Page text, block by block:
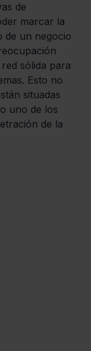
de
marcar la
de un negocio
sólida para
Esto no
situadas
uno de los
de la